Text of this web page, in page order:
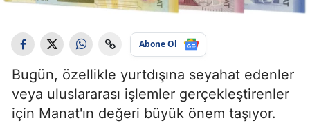
Abone Ol
Bugün, özellikle yurtdışına seyahat edenler
veya uluslararası işlemler gerçekleştirenler
için Manat'ın değeri büyük önem taşıyor.